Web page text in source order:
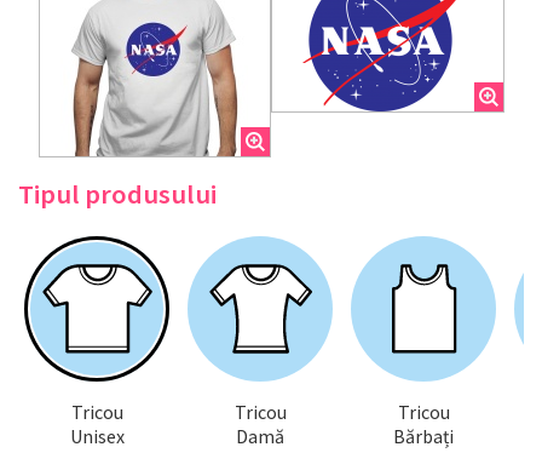
Tipul produsului
Tricou
Unisex
Tricou
Damă
Tricou
Bărbați